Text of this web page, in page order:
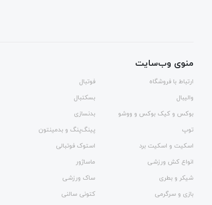
منوی وب‌سایت
ارتباط با فروشگاه
فوتبال
والیبال
بسکتبال
بوکس و کیک بوکس و ووشو
بدنسازی
توپ
پینگ‌پنگ و بدمينتون
اسکیت و اسکیت برد
استوک فوتبالی
انواع کش ورزشی
ماساژور
شیکر و بطری
ساک ورزشی
بازی و سرگرمی
کتونی سالنی